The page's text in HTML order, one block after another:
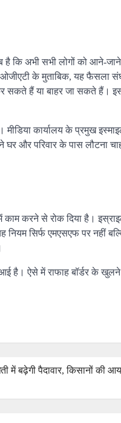
है कि अभी सभी लोगों को आने-
के मुताबिक, यह फैसला
कर सकते हैं या बाहर जा सकते हैं।
कार्यालय के प्रमुख
और परिवार के पास लौटना
करने से रोक दिया है।
सिर्फ एमएसएफ पर नहीं
आई है। ऐसे में राफाह बॉर्डर के
में बढ़ेगी पैदावार, किसानों की